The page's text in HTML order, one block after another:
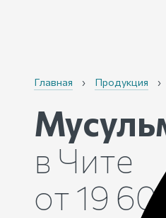
Главная › Продукция ›
в Чите
от 19